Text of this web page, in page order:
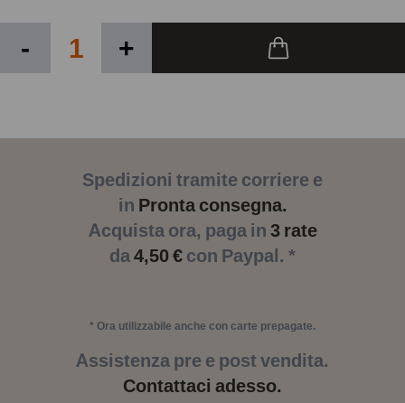
- +
Spedizioni tramite corriere e
in Pronta consegna.
Acquista ora, paga in 3 rate
da4,50 € con Paypal. *
* Ora utilizzabile anche con carte prepagate.
Assistenza pre e post vendita.
Contattaci adesso.